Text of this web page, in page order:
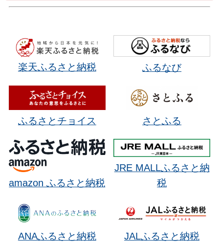
楽天ふるさと納税 ふるなび
ふるさとチョイス さとふる
amazon ふるさと納税
JRE MALLふるさと納
税
ANAふるさと納税 JALふるさと納税